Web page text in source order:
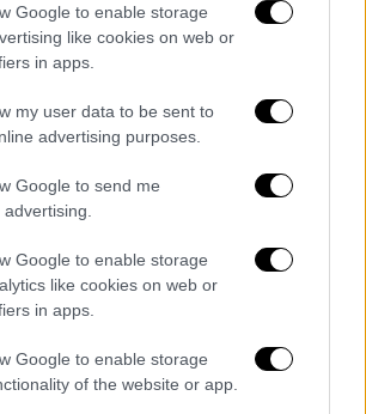
Google to enable storage
like cookies on web or
in apps.
my user data to be sent to
advertising purposes.
Google to send me
Google to enable storage
like cookies on web or
in apps.
Google to enable storage
of the website or app.
στον ρόλο της αυστηρής
η Μαρία Μπακοδήμου
έτοιμη να τον
αποκάλυψε ότι δεν έχει
με την Έλενα Ακρίτα ή τον
. «Με τον ρόλο της αυστηρής
χαρά. Επιτέλους θα δείτε τον